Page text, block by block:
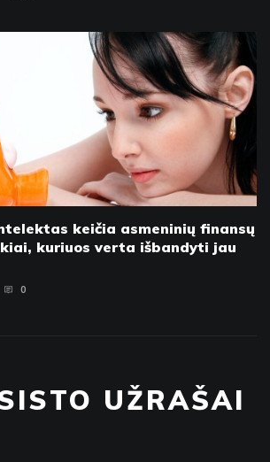
keičia asmeninių finansų
kuriuos verta išbandyti jau
0
UŽRAŠAI